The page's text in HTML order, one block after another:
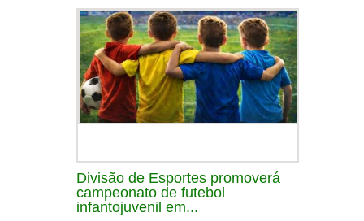
Divisão de Esportes promoverá
campeonato de futebol
infantojuvenil em...